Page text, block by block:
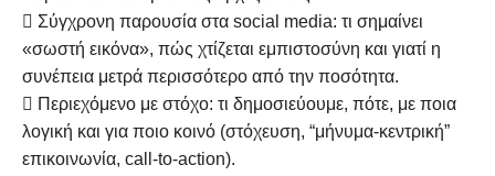
 Σύγχρονη παρουσία στα social media: τι σημαίνει
«σωστή εικόνα», πώς χτίζεται εμπιστοσύνη και γιατί η
συνέπεια μετρά περισσότερο από την ποσότητα.
 Περιεχόμενο με στόχο: τι δημοσιεύουμε, πότε, με ποια
λογική και για ποιο κοινό (στόχευση, “μήνυμα-κεντρική”
επικοινωνία, call-to-action).